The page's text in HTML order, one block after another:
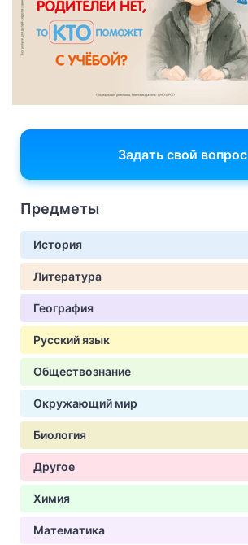
Задать свой вопрос
Предметы
История
Литература
География
Русский язык
Обществознание
Окружающий мир
Биология
Другое
Химия
Математика